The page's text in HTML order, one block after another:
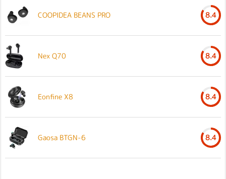
COOPIDEA BEANS PRO 8.4
Nex Q70 8.4
Eonfine X8 8.4
Gaosa BTGN-6 8.4